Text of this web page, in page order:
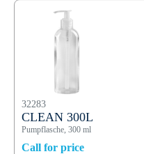
32283
CLEAN 300L
Pumpflasche, 300 ml
Call for price